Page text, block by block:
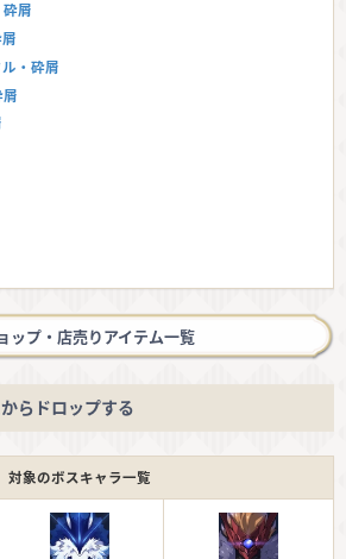
屑
・砕屑
ップ・店売りアイテム一覧
らドロップする
対象のボスキャラ一覧